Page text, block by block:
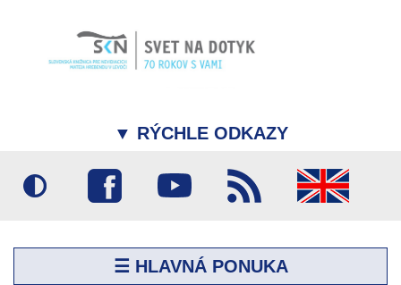
▼ RÝCHLE ODKAZY
☰ HLAVNÁ PONUKA